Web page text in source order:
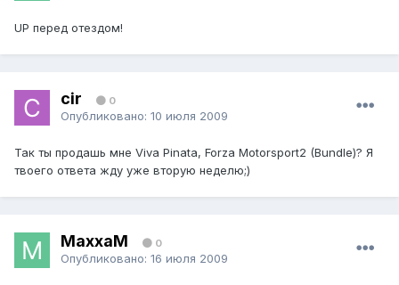
UP перед отездом!
cir 0
Опубликовано: 10 июля 2009
Так ты продашь мне Viva Pinata, Forza Motorsport2 (Bundle)? Я
твоего ответа жду уже вторую неделю;)
MaxxaM 0
Опубликовано: 16 июля 2009